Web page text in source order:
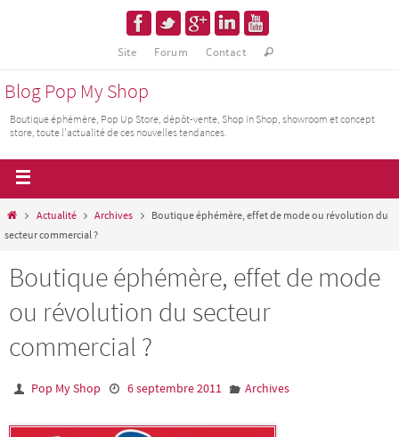
Site Forum Contact
Blog Pop My Shop
Boutique éphémère, Pop Up Store, dépôt-vente, Shop in Shop, showroom et concept
store, toute l'actualité de ces nouvelles tendances.
Actualité Archives
Boutique éphémère, effet de mode ou révolution du
secteur commercial ?
Boutique éphémère, effet de mode
ou révolution du secteur
commercial ?
Pop My Shop 6 septembre 2011 Archives